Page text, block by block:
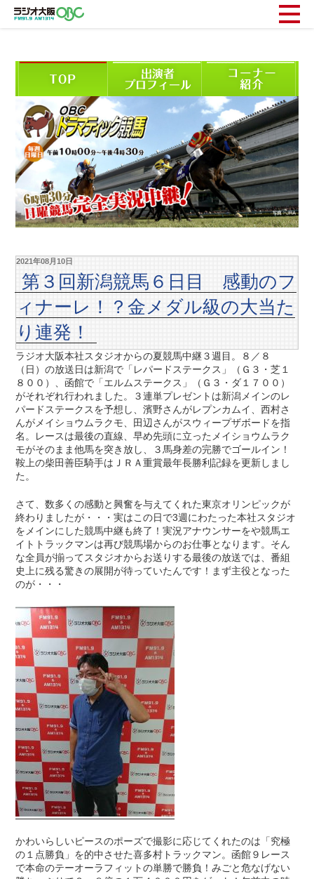
2021年08月10日
第３回新潟競馬６日目 感動のフ
ィナーレ！？金メダル級の大当た
り連発！
ラジオ大阪本社スタジオからの夏競馬中継３週目。８／８
（日）の放送日は新潟で「レパードステークス」（Ｇ３・芝１
８００）、函館で「エルムステークス」（Ｇ３・ダ１７００）
がそれぞれ行われました。３連単プレゼントは新潟メインのレ
パードステークスを予想し、濱野さんがレプンカムイ、西村さ
んがメイショウムラクモ、田辺さんがスウィープザボードを指
名。レースは最後の直線、早め先頭に立ったメイショウムラク
モがそのまま他馬を突き放し、３馬身差の完勝でゴールイン！
鞍上の柴田善臣騎手はＪＲＡ重賞最年長勝利記録を更新しまし
た。
さて、数多くの感動と興奮を与えてくれた東京オリンピックが
終わりましたが・・・実はこの日で3週にわたった本社スタジオ
をメインにした競馬中継も終了！実況アナウンサーをや競馬エ
イトトラックマンは再び競馬場からのお仕事となります。そん
な全員が揃ってスタジオからお送りする最後の放送では、番組
史上に残る驚きの展開が待っていたんです！まず主役となった
のが・・・
かわいらしいピースのポーズで撮影に応じてくれたのは「究極
の１点勝負」を的中させた喜多村トラックマン。函館９レース
で本命のテーオーラフィットの単勝で勝負！みごと危なげない